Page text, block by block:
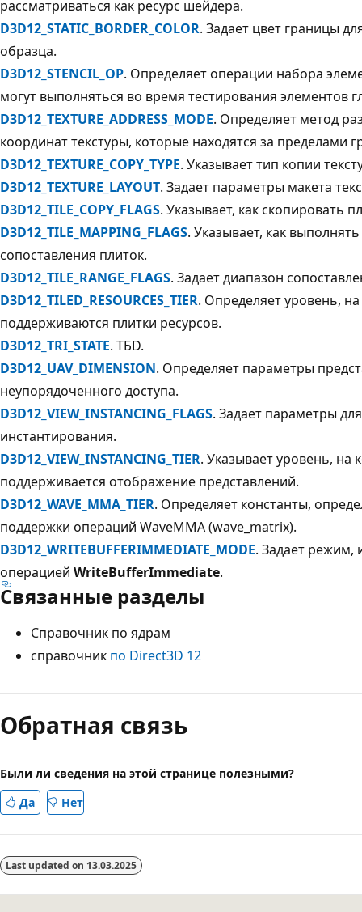
рассматриваться как ресурс шейдера.
D3D12_STATIC_BORDER_COLOR. Задает цвет границы
образца.
D3D12_STENCIL_OP. Определяет операции набора
могут выполняться во время тестирования элементов
D3D12_TEXTURE_ADDRESS_MODE. Определяет метод
координат текстуры, которые находятся за пределами
D3D12_TEXTURE_COPY_TYPE. Указывает тип копии
D3D12_TEXTURE_LAYOUT. Задает параметры макета
D3D12_TILE_COPY_FLAGS. Указывает, как скопировать
D3D12_TILE_MAPPING_FLAGS. Указывает, как
сопоставления плиток.
D3D12_TILE_RANGE_FLAGS. Задает диапазон
D3D12_TILED_RESOURCES_TIER. Определяет уровень,
поддерживаются плитки ресурсов.
D3D12_TRI_STATE. ТБD.
D3D12_UAV_DIMENSION. Определяет параметры
неупорядоченного доступа.
D3D12_VIEW_INSTANCING_FLAGS. Задает параметры
инстантирования.
D3D12_VIEW_INSTANCING_TIER. Указывает уровень, на
поддерживается отображение представлений.
D3D12_WAVE_MMA_TIER. Определяет константы,
поддержки операций WaveMMA (wave_matrix).
D3D12_WRITEBUFFERIMMEDIATE_MODE. Задает режим,
операцией WriteBufferImmediate.
Связанные разделы
Справочник по ядрам
справочник по Direct3D 12
Обратная связь
Были ли сведения на этой странице полезными?
Да
Нет
Last updated on 13.03.2025